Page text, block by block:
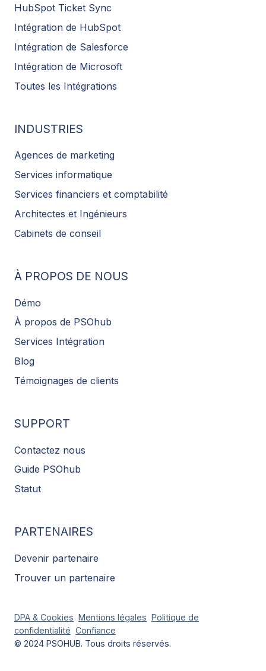
HubSpot Ticket Sync
Intégration de HubSpot
Intégration de Salesforce
Intégration de Microsoft
Toutes les Intégrations
INDUSTRIES
Agences de marketing
Services informatique
Services financiers et comptabilité
Architectes et Ingénieurs
Cabinets de conseil
À PROPOS DE NOUS
Démo
À propos de PSOhub
Services Intégration
Blog
Témoignages de clients
SUPPORT
Contactez nous
Guide PSOhub
Statut
PARTENAIRES
Devenir partenaire
Trouver un partenaire
DPA & Cookies Mentions légales Politique de
confidentialité Confiance
© 2024 PSOHUB. Tous droits réservés.